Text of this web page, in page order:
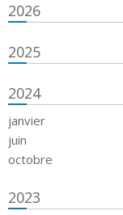
2026
2025
2024
janvier
juin
octobre
2023